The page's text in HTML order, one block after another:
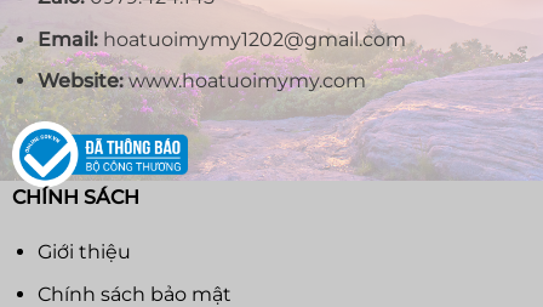
Email:hoatuoimymy1202@gmail.com
Website:www.hoatuoimymy.com
CHÍNH SÁCH
Giới thiệu
Chính sách bảo mật